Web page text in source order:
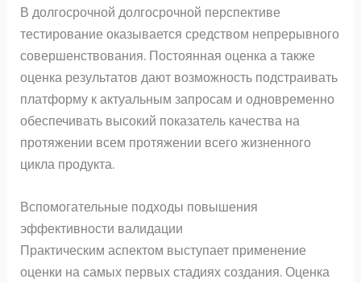
В долгосрочной долгосрочной перспективе
тестирование оказывается средством непрерывного
совершенствования. Постоянная оценка а также
оценка результатов дают возможность подстраивать
платформу к актуальным запросам и одновременно
обеспечивать высокий показатель качества на
протяжении всем протяжении всего жизненного
цикла продукта.
Вспомогательные подходы повышения
эффективности валидации
Практическим аспектом выступает применение
оценки на самых первых стадиях создания. Оценка